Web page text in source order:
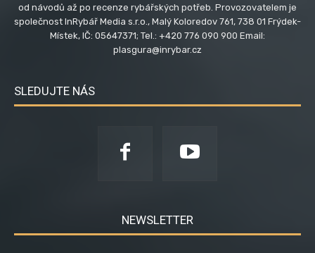
od návodů až po recenze rybářských potřeb. Provozovatelem je
společnost InRybář Media s.r.o., Malý Koloredov 761, 738 01 Frýdek-
Místek, IČ: 05647371; Tel.: +420 776 090 900 Email:
plasgura@inrybar.cz
SLEDUJTE NÁS
NEWSLETTER